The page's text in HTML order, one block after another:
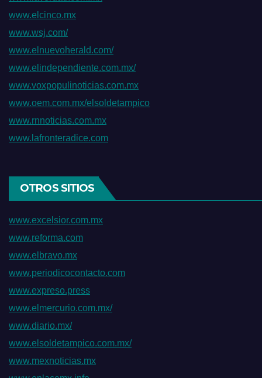
www.elcinco.mx
www.wsj.com/
www.elnuevoherald.com/
www.elindependiente.com.mx/
www.voxpopulinoticias.com.mx
www.oem.com.mx/elsoldetampico
www.rnnoticias.com.mx
www.lafronteradice.com
OTROS SITIOS
www.excelsior.com.mx
www.reforma.com
www.elbravo.mx
www.periodicocontacto.com
www.expreso.press
www.elmercurio.com.mx/
www.diario.mx/
www.elsoldetampico.com.mx/
www.mexnoticias.mx